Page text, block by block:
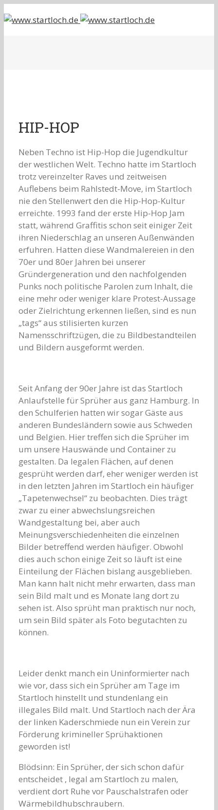
HIP-HOP
Neben Techno ist Hip-Hop die Jugendkultur
der westlichen Welt. Techno hatte im Startloch
trotz vereinzelter Raves und zeitweisen
Auflebens beim Rahlstedt-Move, im Startloch
nie den Stellenwert den die Hip-Hop-Kultur
erreichte. 1993 fand der erste Hip-Hop Jam
statt, während Graffitis schon seit einiger Zeit
ihren Niederschlag an unseren Außenwänden
erfuhren. Hatten diese Wandmalereien in den
70er und 80er Jahren bei unserer
Gründergeneration und den nachfolgenden
Punks noch politische Parolen zum Inhalt, die
eine mehr oder weniger klare Protest-Aussage
oder Zielrichtung erkennen ließen, sind es nun
„tags“ aus stilisierten kurzen
Namensschriftzügen, die zu Bildbestandteilen
und Bildern ausgeformt werden.
Seit Anfang der 90er Jahre ist das Startloch
Anlaufstelle für Sprüher aus ganz Hamburg. In
den Schulferien hatten wir sogar Gäste aus
anderen Bundesländern sowie aus Schweden
und Belgien. Hier treffen sich die Sprüher im
um unsere Hauswände und Container zu
gestalten. Da legalen Flächen, auf denen
gesprüht werden darf, eher weniger werden ist
in den letzten Jahren im Startloch ein häufiger
„Tapetenwechsel“ zu beobachten. Dies trägt
zwar zu einer abwechslungsreichen
Wandgestaltung bei, aber auch
Meinungsverschiedenheiten die einzelnen
Bilder betreffend werden häufiger. Obwohl
dies auch schon einige Zeit so läuft ist eine
Einteilung der Flächen bislang ausgeblieben.
Man kann halt nicht mehr erwarten, dass man
sein Bild malt und es Monate lang dort zu
sehen ist. Also sprüht man praktisch nur noch,
um sein Bild später als Foto begutachten zu
können.
Leider denkt manch ein Uninformierter nach
wie vor, dass sich ein Sprüher am Tage im
Startloch hinstellt und stundenlang ein
illegales Bild malt. Und Startloch nach der Ära
der linken Kaderschmiede nun ein Verein zur
Förderung krimineller Sprühaktionen
geworden ist!
Blödsinn: Ein Sprüher, der sich schon dafür
entscheidet , legal am Startloch zu malen,
verdient dort Ruhe vor Pauschalstrafen oder
Wärmebildhubschraubern.